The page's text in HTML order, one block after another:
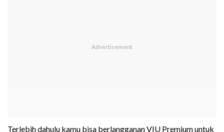
Terlebih dahulu kamu bisa berlangganan VIU Premium untuk